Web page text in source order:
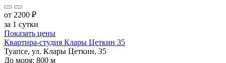
от 2200 ₽
за 1 сутки
Показать цены
Квартира-студия Клары Цеткин 35
Туапсе, ул. Клары Цеткин, 35
До моря: 800 м